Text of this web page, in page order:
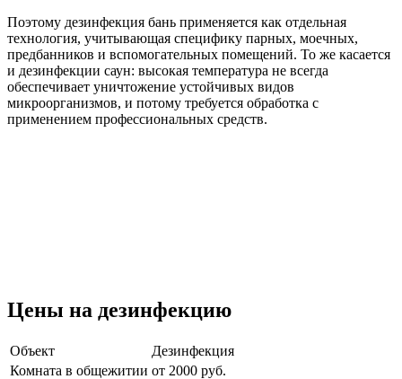
Поэтому дезинфекция бань применяется как отдельная
технология, учитывающая специфику парных, моечных,
предбанников и вспомогательных помещений. То же касается
и дезинфекции саун: высокая температура не всегда
обеспечивает уничтожение устойчивых видов
микроорганизмов, и потому требуется обработка с
применением профессиональных средств.
Цены на дезинфекцию
Объект
Дезинфекция
Комната в общежитии от 2000 руб.